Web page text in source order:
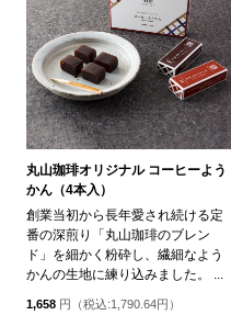
丸山珈琲オリジナル コーヒーよう
かん（4本入）
創業当初から長年愛され続ける定
番の深煎り「丸山珈琲のブレン
ド」を細かく粉砕し、繊細なよう
かんの生地に練り込みました。 ...
1,658 円（税込:1,790.64円）